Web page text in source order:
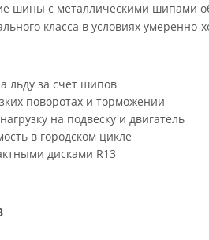
шины с металлическими шипами
класса в условиях умеренно-
льду за счёт шипов
поворотах и торможении
на подвеску и двигатель
в городском цикле
дисками R13